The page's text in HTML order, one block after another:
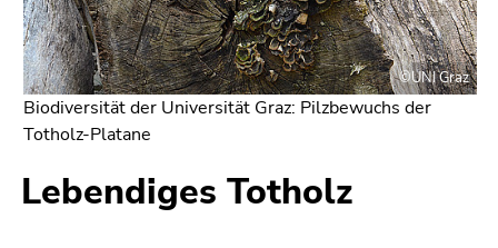
©UNI Graz
Biodiversität der Universität Graz: Pilzbewuchs der
Totholz-Platane
Lebendiges Totholz